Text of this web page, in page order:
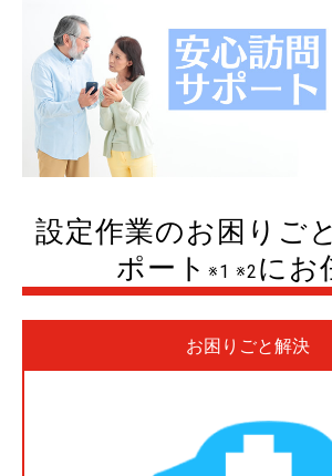
設定作業のお困りご
ポート ※1 ※2 にお
お困りごと解決